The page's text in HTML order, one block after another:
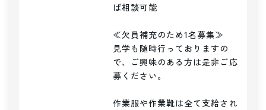
ば相談可能
≪欠員補充のため1名募集≫
見学も随時行っておりますの
で、ご興味のある方は是非ご応
募ください。
作業服や作業靴は全て支給され